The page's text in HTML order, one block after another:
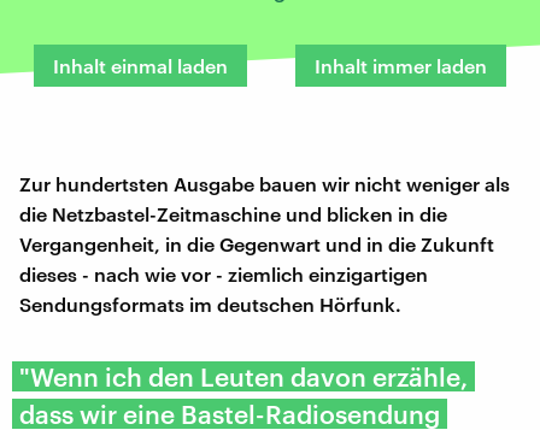
Inhalt einmal laden Inhalt immer laden
Zur hundertsten Ausgabe bauen wir nicht weniger als
die Netzbastel-Zeitmaschine und blicken in die
Vergangenheit, in die Gegenwart und in die Zukunft
dieses - nach wie vor - ziemlich einzigartigen
Sendungsformats im deutschen Hörfunk.
"Wenn ich den Leuten davon erzähle,
dass wir eine Bastel-Radiosendung